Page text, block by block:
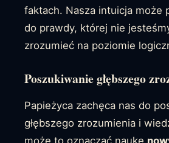
faktach. Nasza intuicja może
do prawdy, której nie
zrozumieć na poziomie
Poszukiwanie głębszego
Papieżyca zachęca nas do
głębszego zrozumienia i
może to oznaczać naukę